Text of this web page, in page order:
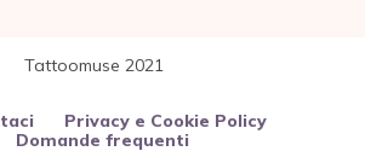
Tattoomuse 2021
Privacy e Cookie Policy
Domande frequenti